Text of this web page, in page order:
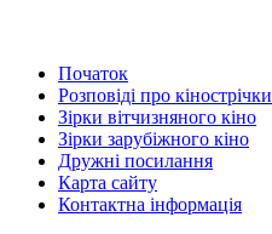
Початок
Розповіді про кінострічки
Зірки вітчизняного кіно
Зірки зарубіжного кіно
Дружні посилання
Карта сайту
Контактна інформація